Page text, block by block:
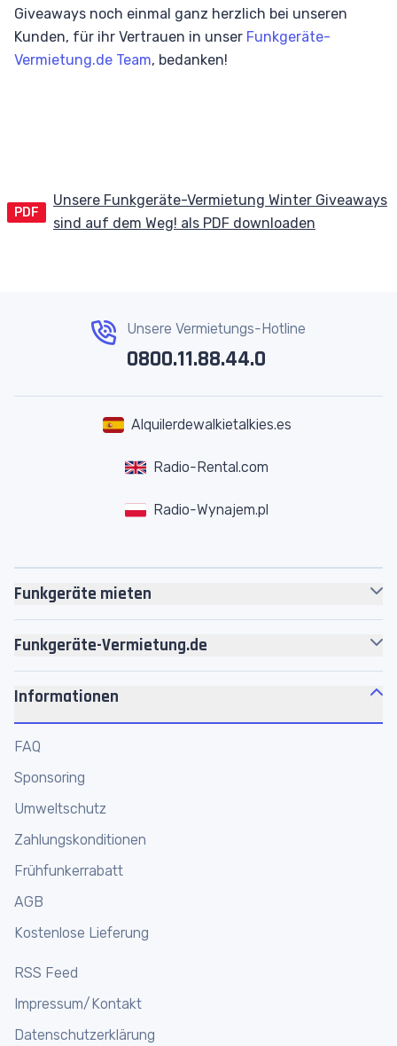
Giveaways noch einmal ganz herzlich bei unseren
Kunden, für ihr Vertrauen in unser Funkgeräte-
Vermietung.de Team, bedanken!
PDF
Unsere Funkgeräte-Vermietung Winter Giveaways
sind auf dem Weg! als PDF downloaden
Unsere Vermietungs-Hotline
0800.11.88.44.0
Alquilerdewalkietalkies.es
Radio-Rental.com
Radio-Wynajem.pl
Funkgeräte mieten
Headsets
Akkus
Zubehör
Personenführungsanlagen
Megafone
Funkmikrofone
Funkgeräte-Vermietung.de
Motorola Platin Partner
Werkstatt
Funkgeräte Shop
Funkgeräte online mieten
Informationen
FAQ
Sponsoring
Umweltschutz
Zahlungskonditionen
Frühfunkerrabatt
AGB
Kostenlose Lieferung
RSS Feed
Impressum/Kontakt
Datenschutzerklärung